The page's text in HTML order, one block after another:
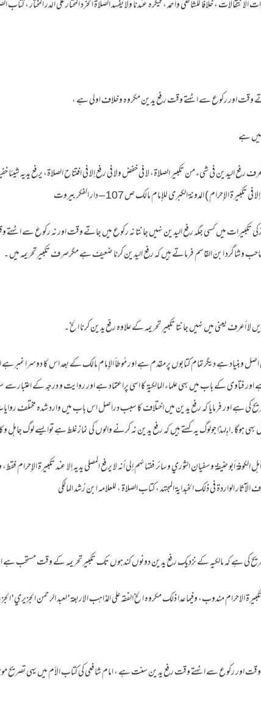
الانتقالات ، خلافا للشافعي وأحمد ، فيكره عندنا ولا يفسد الصلاة الخرد المحتار على الدر المختار ،
میں ہے
رفع اليدين في شيء من تكبير الصلاة، لا في خفض ولا في رفع إلا في افتتاح الصلاة، يرفع يديه شيئا
) المدونة الكبرى للإمام مالك ص 107 – دار الفكر بيروت
تکبیرات میں کسی جگہ رفع اليدين نہیں جانتا نہ رکوع میں جاتے وقت اور نہ رکوع سے
وشاگرد ابن القاسم فرماتے ہیں کہ رفع اليدين کرنا ضعیف ہے مگرصرف تکبیرتحریمہ میں ۔
لا أعرف یعنی میں نہیں جانتا تکبیر تحریمہ کے علاوه رفع یدین کرنا الخ ۔
اصل وبنیاد ہے دیگرتمام کتابوں پرمقدم ہے اور مُوطأ الإمام مالك کے بعد اس کا دوسرا نمبرہے
اور فتاوی کے باب میں بهی علماء المالكية کا اسی پراعتماد ہے اور روایت و درجہ کے
کی ہے اور فرمایا کہ رفع یدین میں اختلاف کا سبب دراصل اس باب میں وارد شده مختلف
ہوگا .اهــ لہذا جولوگ یہ کہتے ہیں کہ رفع یدین نہ کرنے والوں کی نماز غلط ہے توایسے لوگ
الكوفة أبو حنيفة وسفيان الثوري وسائر فقهائهم إلى أنه لا يرفع المصلي يديه إلا عند تكبيرة
الواردة في ذلك الخبداية المجتهد ، كتاب الصلاة ، للعلامه ابن رُشد المالکی
کی ہے کہ مالکیہ کے نزدیک رفع یدین دونوں کندہوں تک تکبیرتحریمہ کے وقت مستحب
الاحرام مندوب، وفيما عدا ذلك مكروه الخ الفقه على المذاهب الاربعة ' لعبد الرحمن الجزيري '
اور رکوع سے اٹهتے وقت رفع یدین سنت ہے ، امام شافعي كى كتاب الأم میں یہی تصریح